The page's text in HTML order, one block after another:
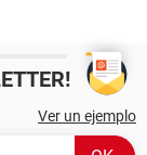
Ver un ejemplo